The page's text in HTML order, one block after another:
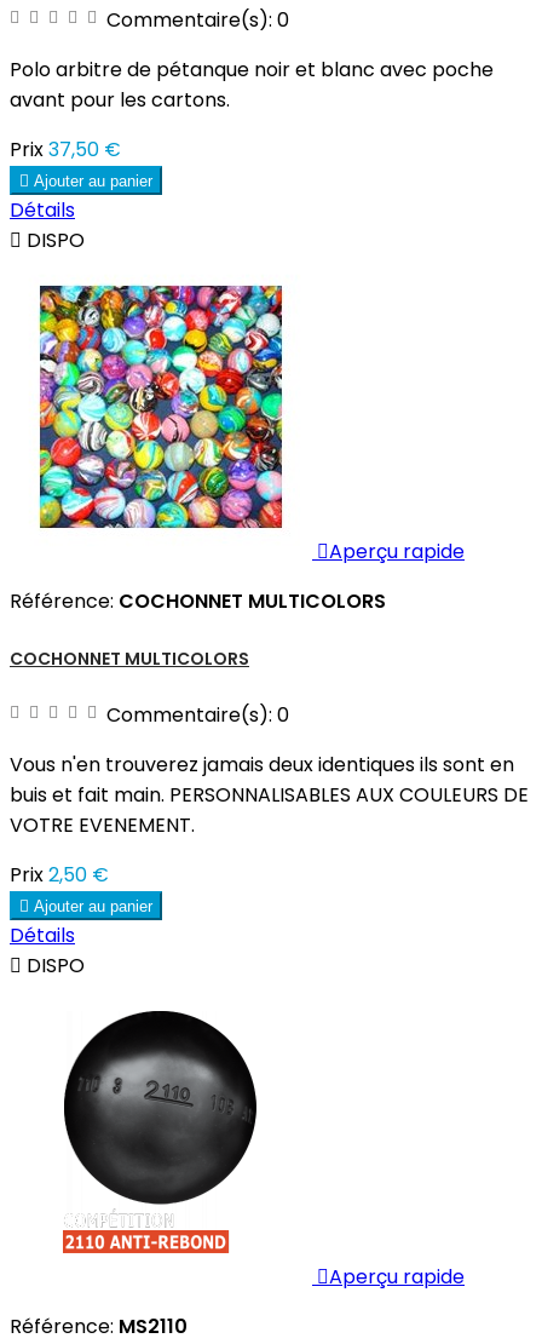
Commentaire(s): 0
Polo arbitre de pétanque noir et blanc avec poche
avant pour les cartons.
Prix37,50 €
 Ajouter au panier
Détails
 DISPO
Aperçu rapide
Référence: COCHONNET MULTICOLORS
COCHONNET MULTICOLORS
Commentaire(s): 0
Vous n'en trouverez jamais deux identiques ils sont en
buis et fait main. PERSONNALISABLES AUX COULEURS DE
VOTRE EVENEMENT.
Prix2,50 €
 Ajouter au panier
Détails
 DISPO
Aperçu rapide
Référence: MS2110